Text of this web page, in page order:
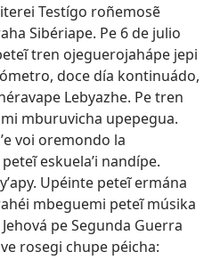
Testígo roñemosẽ
Sibériape. Pe 6 de julio
tren ojeguerojahápe jepi
doce día kontinuádo,
Lebyazhe. Pe tren
mburuvicha upepegua.
voi oremondo la
eskuelaʼi nandípe.
Upéinte peteĩ ermána
mbeguemi peteĩ músika
pe Segunda Guerra
rosegi chupe péicha: